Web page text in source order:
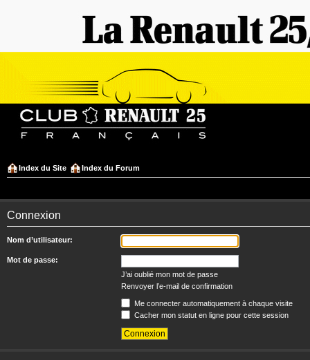
Index du Site Index du Forum
Connexion
Nom d’utilisateur:
Mot de passe:
J’ai oublié mon mot de passe
Renvoyer l’e-mail de confirmation
Me connecter automatiquement à chaque visite
Cacher mon statut en ligne pour cette session